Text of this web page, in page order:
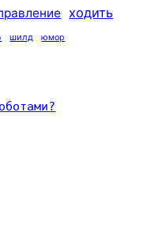
ходить
шилд юмор